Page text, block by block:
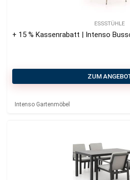
ESSSTÜHLE
+ 15 % Kassenrabatt | Intenso
ZUM
Intenso Gartenmöbel